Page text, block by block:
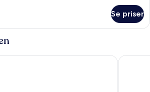
Se priser